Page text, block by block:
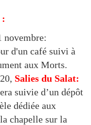
:
novembre:
d'un café suivi à
aux Morts.
Salies du Salat:
suivie d’un dépôt
dédiée aux
chapelle sur la